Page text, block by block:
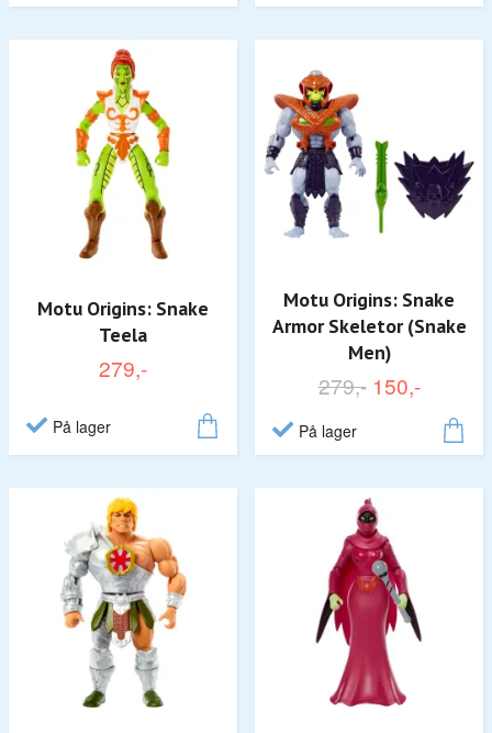
Motu Origins: Snake
Teela
279,-
På lager
Motu Origins: Snake
Armor Skeletor (Snake
Men)
279,- 150,-
På lager